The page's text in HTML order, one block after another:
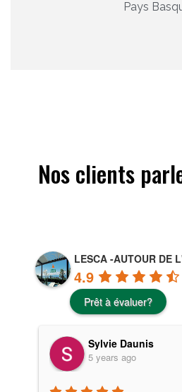
Pays
Nos clients
LESCA -AUTOUR DE
4.9
Prêt à évaluer?
Sylvie Daunis
5 years ago